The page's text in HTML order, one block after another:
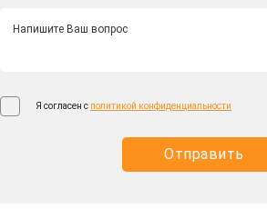
Я согласен с политикой конфиденциальности
Отправить